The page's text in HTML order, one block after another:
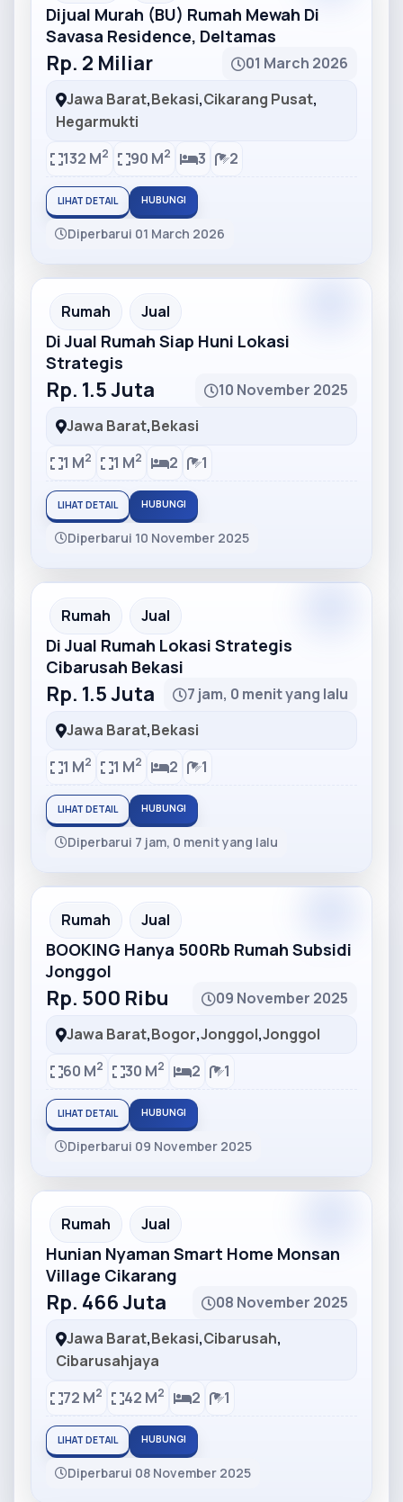
Dijual Murah (BU) Rumah Mewah Di
Savasa Residence, Deltamas
Rp. 2 Miliar
01 March 2026
Jawa Barat,Bekasi,Cikarang Pusat,
Hegarmukti
132 M2 90 M2 3 2
LIHAT DETAIL HUBUNGI
Diperbarui 01 March 2026
Partner Ad
Rumah Jual
Di Jual Rumah Siap Huni Lokasi
Strategis
Rp. 1.5 Juta
10 November 2025
Jawa Barat,Bekasi
1 M2 1 M2 2 1
LIHAT DETAIL HUBUNGI
Diperbarui 10 November 2025
Partner Ad
Rumah Jual
Di Jual Rumah Lokasi Strategis
Cibarusah Bekasi
Rp. 1.5 Juta
7 jam, 0 menit yang lalu
Jawa Barat,Bekasi
1 M2 1 M2 2 1
LIHAT DETAIL HUBUNGI
Diperbarui 7 jam, 0 menit yang lalu
Partner Ad
Rumah Jual
BOOKING Hanya 500Rb Rumah Subsidi
Jonggol
Rp. 500 Ribu
09 November 2025
Jawa Barat,Bogor,Jonggol,Jonggol
60 M2 30 M2 2 1
LIHAT DETAIL HUBUNGI
Diperbarui 09 November 2025
Partner Ad
Rumah Jual
Hunian Nyaman Smart Home Monsan
Village Cikarang
Rp. 466 Juta
08 November 2025
Jawa Barat,Bekasi,Cibarusah,
Cibarusahjaya
72 M2 42 M2 2 1
LIHAT DETAIL HUBUNGI
Diperbarui 08 November 2025